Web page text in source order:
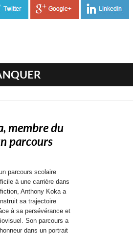
membre du
parcours
parcours scolaire
à une carrière dans
fiction, Anthony Koka a
sa trajectoire
à sa persévérance et
Son parcours a
dans un portrait